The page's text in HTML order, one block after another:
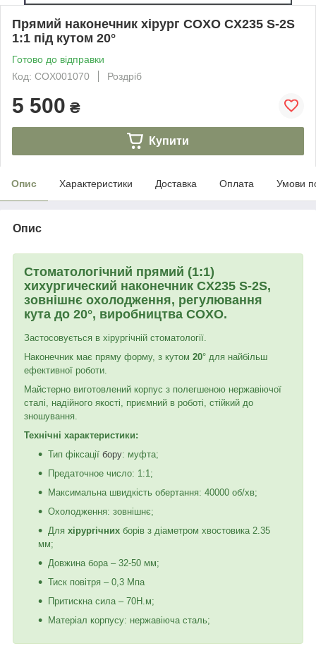
Прямий наконечник хірург COXO CX235 S-2S
1:1 під кутом 20°
Готово до відправки
Код: COX001070
Роздріб
5 500 ₴
Купити
Опис Характеристики Доставка Оплата Умови
Опис
Стоматологічний прямий (1:1)
хихургический наконечник CX235 S-2S,
зовнішнє охолодження, регулювання
кута до 20°, виробництва COXO.
Застосовується в хірургічній стоматології.
Наконечник має пряму форму, з кутом 20° для найбільш
ефективної роботи.
Майстерно виготовлений корпус з полегшеною нержавіючої
сталі, надійного якості, приємний в роботі, стійкий до
зношування.
Технічні характеристики:
Тип фіксації бору: муфта;
Предаточное число: 1:1;
Максимальна швидкість обертання: 40000 об/хв;
Охолодження: зовнішнє;
Для хірургічних борів з діаметром хвостовика 2.35
мм;
Довжина бора – 32-50 мм;
Тиск повітря – 0,3 Мпа
Притискна сила – 70Н.м;
Матеріал корпусу: нержавіюча сталь;